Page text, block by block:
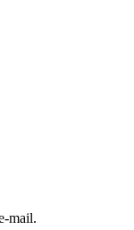
mail.